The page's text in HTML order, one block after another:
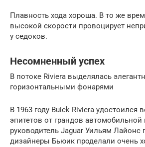
Плавность хода хороша. В то же
высокой скорости провоцирует
у седоков.
Несомненный успех
В потоке Riviera выделялась
горизонтальными фонарями
В 1963 году Buick Riviera удостоился
эпитетов от грандов автомобильной
руководитель Jaguar Уильям Лайонс
дизайнеры Бьюик проделали очень